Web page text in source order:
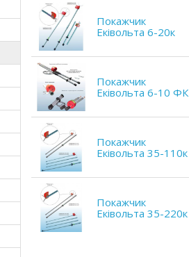
Покажчик
Екiвольта 6-20к
Покажчик
Еківольта 6-10 ФК
Покажчик
Екiвольта 35-110к
Покажчик
Екiвольта 35-220к